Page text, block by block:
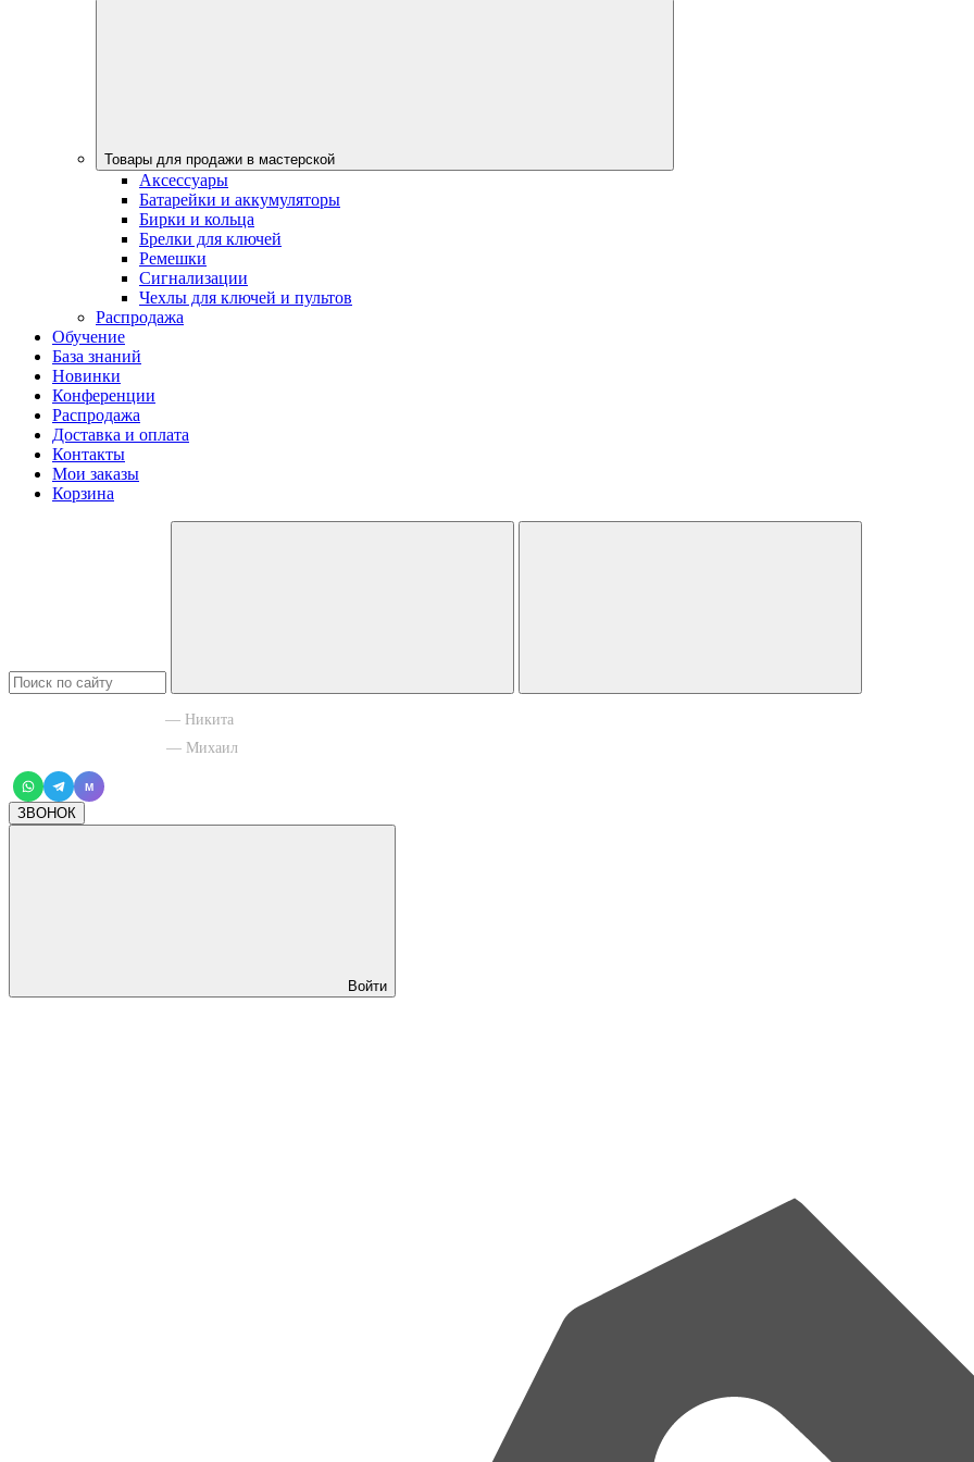
Товары для продажи в мастерской
Аксессуары
Батарейки и аккумуляторы
Бирки и кольца
Брелки для ключей
Ремешки
Сигнализации
Чехлы для ключей и пультов
Распродажа
Обучение
База знаний
Новинки
Конференции
Распродажа
Доставка и оплата
Контакты
Мои заказы
Корзина
— Никита
— Михаил
M
ЗВОНОК
Войти